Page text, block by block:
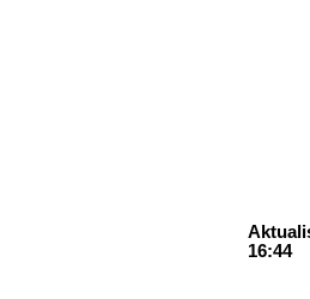
16:44